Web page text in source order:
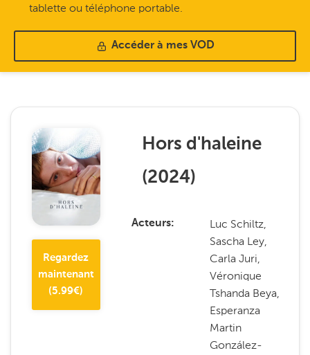
tablette ou téléphone portable.
Accéder à mes VOD
Regardez
maintenant
(5.99€)
Hors d'haleine
(2024)
Acteurs
Luc Schiltz,
Sascha Ley,
Carla Juri,
Véronique
Tshanda Beya,
Esperanza
Martin
González-